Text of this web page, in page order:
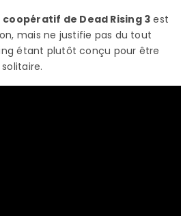
coopératif de Dead Rising 3 est
mais ne justifie pas du tout
étant plutôt conçu pour être